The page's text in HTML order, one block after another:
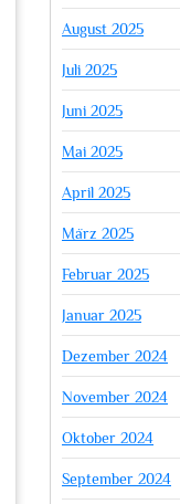
August 2025
Juli 2025
Juni 2025
Mai 2025
April 2025
März 2025
Februar 2025
Januar 2025
Dezember 2024
November 2024
Oktober 2024
September 2024